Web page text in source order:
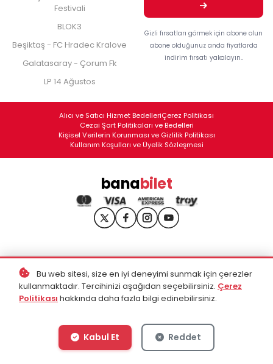
Festivali
BLOK3
Beşiktaş - FC Hradec Kralove
Galatasaray - Çorum Fk
LP 14 Ağustos
Gizli fırsatları görmek için abone olun
abone olduğunuz anda fiyatlarda
indirim fırsatı yakalayın..
Alıcı ve Satıcı Hizmet BedelleriÇerez Politikası
Cezai Şart Politikaları ve Bedelleri
Kişisel Verilerin Korunması ve Gizlilik Politikası
Kullanım Koşulları ve Üyelik Sözleşmesi
banabilet
Bu web sitesi, size en iyi deneyimi sunmak için çerezler
kullanmaktadır. Tercihinizi aşağıdan seçebilirsiniz. Çerez
Politikası hakkında daha fazla bilgi edinebilirsiniz.
Kabul Et Reddet